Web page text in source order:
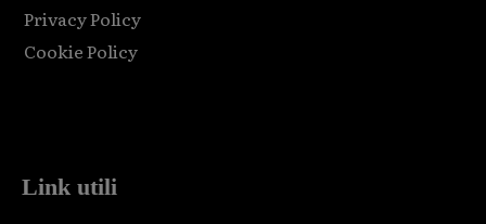
Privacy Policy
Cookie Policy
Link utili